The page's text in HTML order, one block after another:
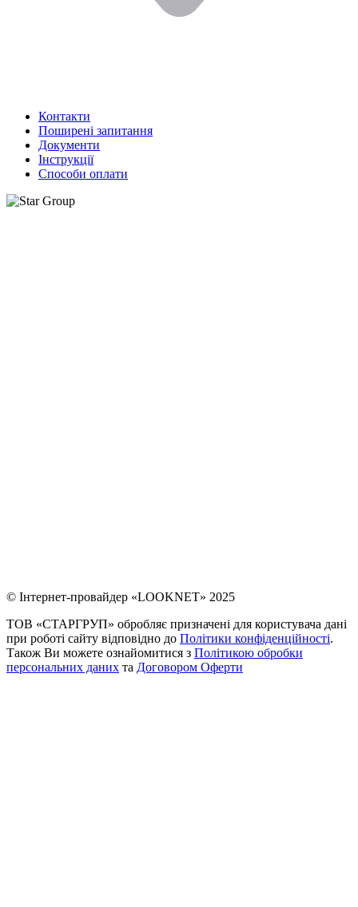
Контакти
Поширені запитання
Документи
Інструкції
Способи оплати
© Інтернет-провайдер «LOOKNET» 2025
ТОВ «СТАРГРУП» обробляє призначені для користувача дані
при роботі сайту відповідно до Політики конфіденційності.
Також Ви можете ознайомитися з Політикою обробки
персональних даних та Договором Оферти